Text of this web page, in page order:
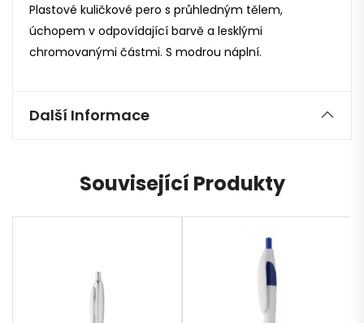
Plastové kuličkové pero s průhledným tělem,
úchopem v odpovídající barvě a lesklými
chromovanými částmi. S modrou náplní.
Další Informace
Související Produkty